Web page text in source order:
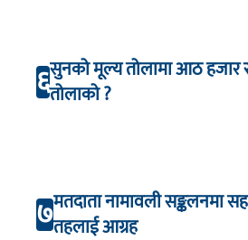
६सुनको मूल्य तोलामा आठ हजार
तोलाको ?
७मतदाता नामावली सङ्कलनमा
तहलाई आग्रह